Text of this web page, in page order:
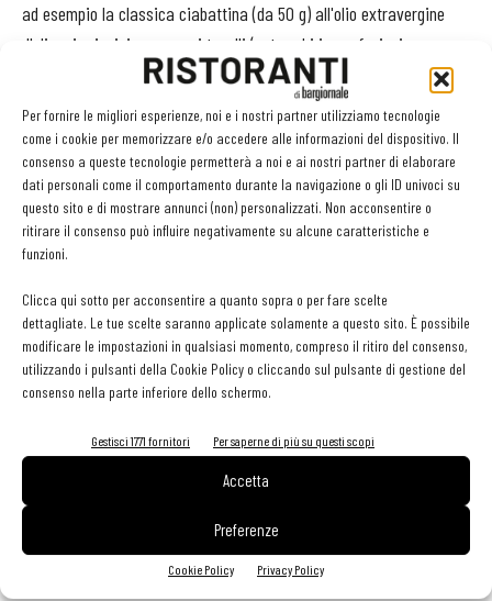
Per fornire le migliori esperienze, noi e i nostri partner utilizziamo tecnologie
come i cookie per memorizzare e/o accedere alle informazioni del dispositivo. Il
consenso a queste tecnologie permetterà a noi e ai nostri partner di elaborare
dati personali come il comportamento durante la navigazione o gli ID univoci su
questo sito e di mostrare annunci (non) personalizzati. Non acconsentire o
ritirare il consenso può influire negativamente su alcune caratteristiche e
funzioni.
Clicca qui sotto per acconsentire a quanto sopra o per fare scelte
dettagliate. Le tue scelte saranno applicate solamente a questo sito. È possibile
modificare le impostazioni in qualsiasi momento, compreso il ritiro del consenso,
utilizzando i pulsanti della Cookie Policy o cliccando sul pulsante di gestione del
consenso nella parte inferiore dello schermo.
Gestisci 1771 fornitori Per saperne di più su questi scopi
Accetta
Preferenze
Cookie Policy Privacy Policy
ad esempio la classica ciabattina (da 50 g) all'olio extravergine
d'oliva, i grissini o ancora i taralli (entrambi in confezioni
monoporzione da 30 g): tutti prodotti privi, oltre al glutine, anche di
lattosio, uova o soia.
Nella gamma senza glutine dell'azienda sono presenti anche
pangrattato, Mix Farina, Farina di riso e vari snack e biscotti,
identificati anche grazie al simbolo della “Spiga Barrata” rilasciato
dall'Associazione Italiana Celiachia.
Facebook Twitter
Ampliare l’attività del ristorante al catering? Sì, ma la
scelta giusta è puntare sul premium